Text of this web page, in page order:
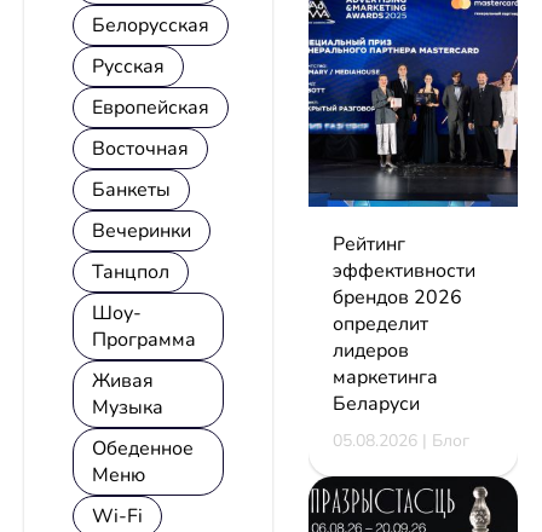
Белорусская
Русская
Европейская
Восточная
Банкеты
Вечеринки
Танцпол
Шоу-
Программа
Живая
Музыка
Обеденное
Меню
Wi-Fi
Рейтинг
эффективности
брендов 2026
определит
лидеров
маркетинга
Беларуси
05.08.2026 | Блог